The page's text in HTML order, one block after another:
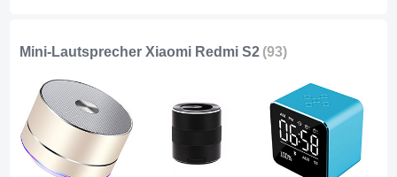
Mini-Lautsprecher Xiaomi Redmi S2 (93)